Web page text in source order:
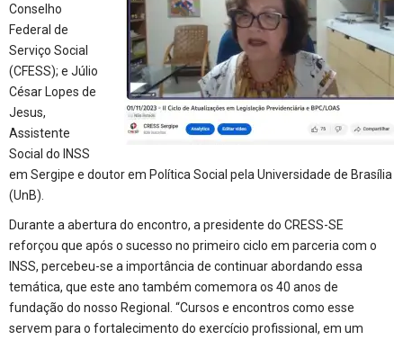
Conselho
Federal de
Serviço Social
(CFESS); e Júlio
César Lopes de
Jesus,
Assistente
Social do INSS
em Sergipe e doutor em Política Social pela Universidade de Brasília
(UnB).
Durante a abertura do encontro, a presidente do CRESS-SE
reforçou que após o sucesso no primeiro ciclo em parceria com o
INSS, percebeu-se a importância de continuar abordando essa
temática, que este ano também comemora os 40 anos de
fundação do nosso Regional. “Cursos e encontros como esse
servem para o fortalecimento do exercício profissional, em um